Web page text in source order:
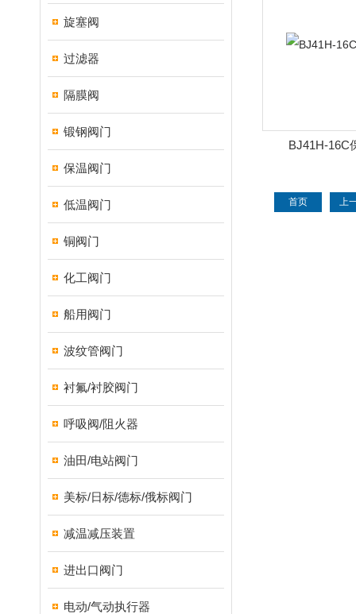
旋塞阀
过滤器
隔膜阀
锻钢阀门
保温阀门
低温阀门
铜阀门
化工阀门
船用阀门
波纹管阀门
衬氟/衬胶阀门
呼吸阀/阻火器
油田/电站阀门
美标/日标/德标/俄标阀门
减温减压装置
进出口阀门
电动/气动执行器
BJ41H-16C
首页 上